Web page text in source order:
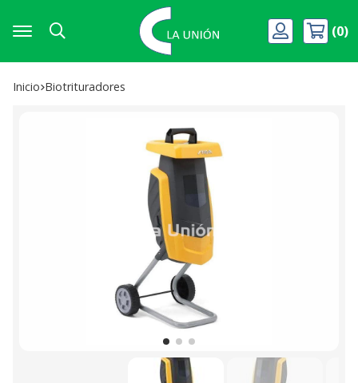
Buscar
0
Inicio biotrituradores